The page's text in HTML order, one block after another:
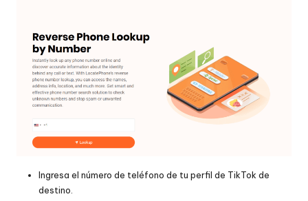
Ingresa el número de teléfono de tu perfil de TikTok de
destino.